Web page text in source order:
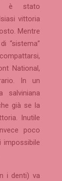
è stato
vittoria
Mentre
“sistema”
National,
In un
salviniana
già se la
Inutile
poco
impossibile
i denti) va